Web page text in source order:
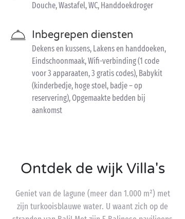
Douche, Wastafel, WC, Handdoekdroger
Inbegrepen diensten
Dekens en kussens, Lakens en handdoeken,
Eindschoonmaak, Wifi-verbinding (1 code
voor 3 apparaaten, 3 gratis codes), Babykit
(kinderbedje, hoge stoel, badje – op
reservering), Opgemaakte bedden bij
aankomst
Ontdek de wijk Villa's
Geniet van de lagune (meer dan 1.000 m²) met
zijn turkooisblauwe water. U waant zich op de